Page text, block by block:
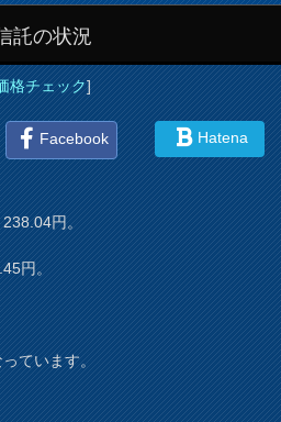
託の状況
格チェック]
Facebook Hatena
円。
円。
ています。